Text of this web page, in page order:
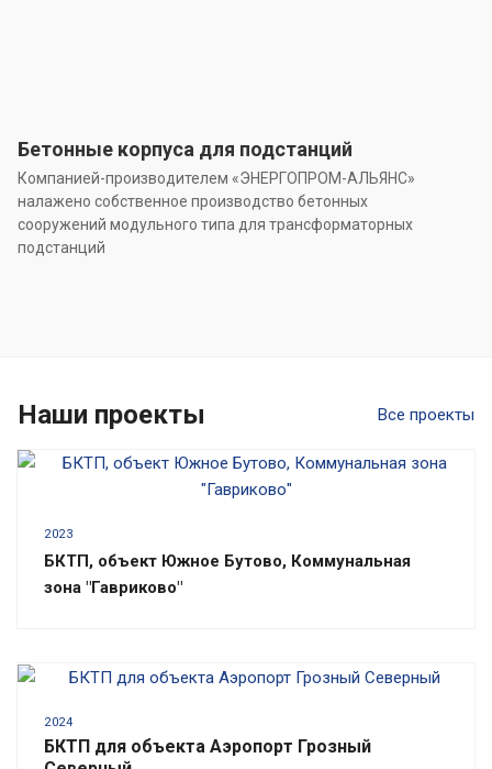
Бетонные корпуса для подстанций
Компанией-производителем «ЭНЕРГОПРОМ-АЛЬЯНС»
налажено собственное производство бетонных
сооружений модульного типа для трансформаторных
подстанций
Все проекты
Наши проекты
2023
БКТП, объект Южное Бутово, Коммунальная
зона "Гавриково"
2024
БКТП для объекта Аэропорт Грозный